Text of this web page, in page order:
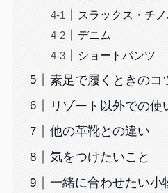
スラックス・チ
デニム
ショートパンツ
素足で履くときのコ
リゾート以外での使
他の革靴との違い
気をつけたいこと
一緒に合わせたい小